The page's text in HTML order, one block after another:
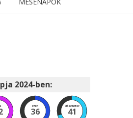
2024-ben:
PERC
36
MÁSODPERC
40